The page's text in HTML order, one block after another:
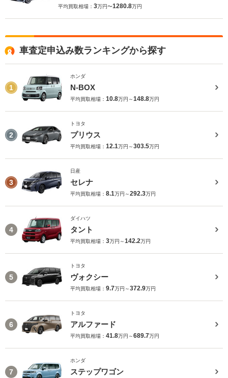
平均買取相場： 3万円〜1280.8万円
車査定申込み数ランキングから探す
1
ホンダ
N-BOX
平均買取相場： 10.8万円～148.8万円
2
トヨタ
プリウス
平均買取相場： 12.1万円～303.5万円
3
日産
セレナ
平均買取相場： 8.1万円～292.3万円
4
ダイハツ
タント
平均買取相場： 3万円～142.2万円
5
トヨタ
ヴォクシー
平均買取相場： 9.7万円～372.9万円
6
トヨタ
アルファード
平均買取相場： 41.8万円～689.7万円
7
ホンダ
ステップワゴン